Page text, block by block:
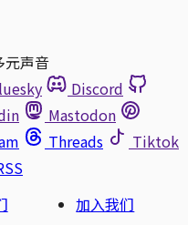
元声音
Discord
Mastodon
Threads
Tiktok
加入我们